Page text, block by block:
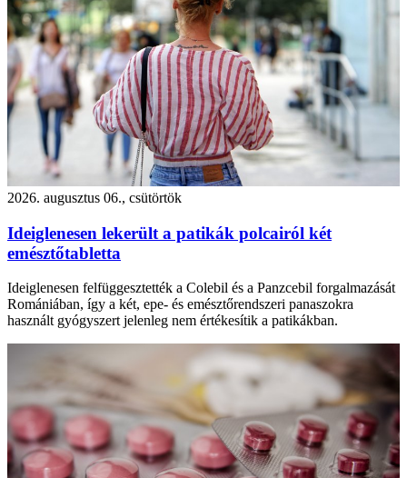
2026. augusztus 06., csütörtök
Ideiglenesen lekerült a patikák polcairól két
emésztőtabletta
Ideiglenesen felfüggesztették a Colebil és a Panzcebil forgalmazását
Romániában, így a két, epe- és emésztőrendszeri panaszokra
használt gyógyszert jelenleg nem értékesítik a patikákban.